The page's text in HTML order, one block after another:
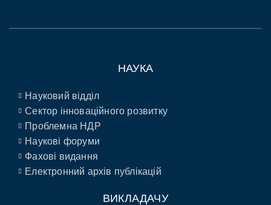
НАУКА
Науковий відділ
Сектор інноваційного розвитку
Проблемна НДР
Наукові форуми
Фахові видання
Електронний архів публікацій
ВИКЛАДАЧУ